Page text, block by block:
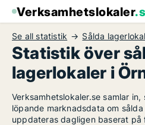
Verksamhetslokaler
Se all statistik Sålda
Statistik över
lagerlokaler i
Verksamhetslokaler.se samlar
löpande marknadsdata om
uppdateras dagligen baserat på